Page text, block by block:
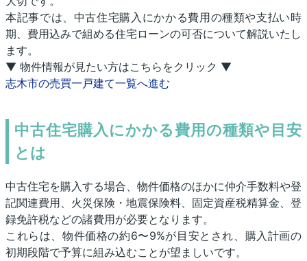
本記事では、中古住宅購入にかかる費用の種類や支払い時
期、費用込みで組める住宅ローンの可否について解説いたし
ます。
▼ 物件情報が見たい方はこちらをクリック ▼
志木市の売買一戸建て一覧へ進む
中古住宅購入にかかる費用の種類や目安
とは
中古住宅を購入する場合、物件価格のほかに仲介手数料や登
記関連費用、火災保険・地震保険料、固定資産税精算金、登
録免許税などの諸費用が必要となります。
これらは、物件価格の約6〜9%が目安とされ、購入計画の
初期段階で予算に組み込むことが望ましいです。